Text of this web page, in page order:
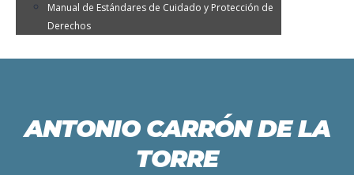
Manual de Estándares de Cuidado y Protección de
Derechos
ANTONIO CARRÓN DE LA
TORRE